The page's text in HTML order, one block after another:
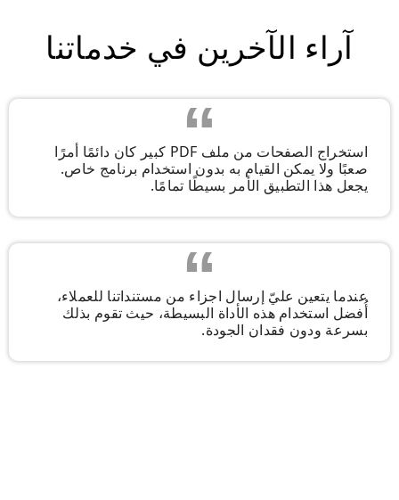
آراء الآخرين في خدماتنا
استخراج الصفحات من ملف PDF كبير كان دائمًا أمرًا
صعبًا ولا يمكن القيام به بدون استخدام برنامج خاص.
يجعل هذا التطبيق الأمر بسيطًا تمامًا.
عندما يتعين عليّ إرسال اجزاء من مستنداتنا للعملاء،
أُفضل استخدام هذه الأداة البسيطة، حيث تقوم بذلك
بسرعة ودون فقدان الجودة.